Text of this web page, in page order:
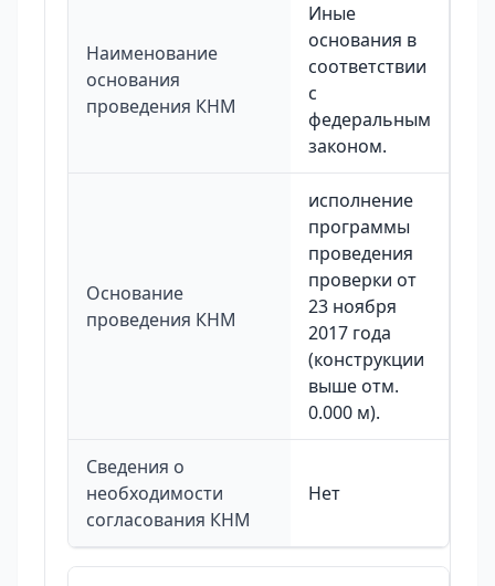
Наименование
основания
проведения КНМ
Иные
основания в
соответствии
с
федеральным
законом.
Основание
проведения КНМ
исполнение
программы
проведения
проверки от
23 ноября
2017 года
(конструкции
выше отм.
0.000 м).
Сведения о
необходимости
согласования КНМ
Нет